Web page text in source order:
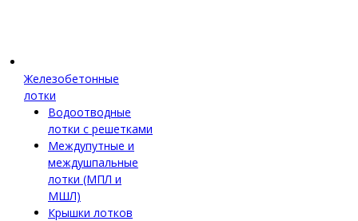
Железобетонные
лотки
Водоотводные
лотки с решетками
Междупутные и
междушпальные
лотки (МПЛ и
МШЛ)
Крышки лотков